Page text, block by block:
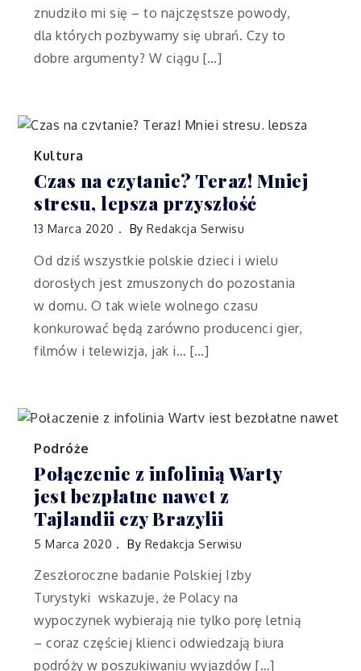
znudziło mi się – to najczęstsze powody,
dla których pozbywamy się ubrań. Czy to
dobre argumenty? W ciągu […]
Kultura
Czas na czytanie? Teraz! Mniej
stresu, lepsza przyszłość
13 Marca 2020 ByRedakcja Serwisu
Od dziś wszystkie polskie dzieci i wielu
dorosłych jest zmuszonych do pozostania
w domu. O tak wiele wolnego czasu
konkurować będą zarówno producenci gier,
filmów i telewizja, jak i… […]
Podróże
Połączenie z infolinią Warty
jest bezpłatne nawet z
Tajlandii czy Brazylii
5 Marca 2020 By Redakcja Serwisu
Zeszłoroczne badanie Polskiej Izby
Turystyki wskazuje, że Polacy na
wypoczynek wybierają nie tylko porę letnią
– coraz częściej klienci odwiedzają biura
podróży w poszukiwaniu wyjazdów […]